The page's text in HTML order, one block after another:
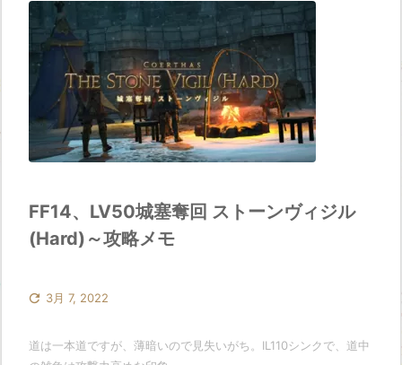
FF14、LV50城塞奪回 ストーンヴィジル
(Hard)～攻略メモ
 3月 7, 2022
道は一本道ですが、薄暗いので見失いがち。IL110シンクで、道中